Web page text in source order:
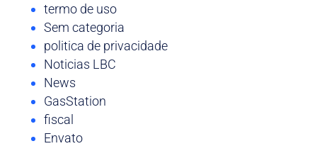
termo de uso
Sem categoria
politica de privacidade
Noticias LBC
News
GasStation
fiscal
Envato